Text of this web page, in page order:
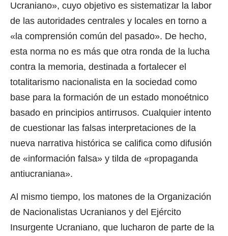
Ucraniano», cuyo objetivo es sistematizar la labor
de las autoridades centrales y locales en torno a
«la comprensión común del pasado». De hecho,
esta norma no es más que otra ronda de la lucha
contra la memoria, destinada a fortalecer el
totalitarismo nacionalista en la sociedad como
base para la formación de un estado monoétnico
basado en principios antirrusos. Cualquier intento
de cuestionar las falsas interpretaciones de la
nueva narrativa histórica se califica como difusión
de «información falsa» y tilda de «propaganda
antiucraniana».
Al mismo tiempo, los matones de la Organización
de Nacionalistas Ucranianos y del Ejército
Insurgente Ucraniano, que lucharon de parte de la